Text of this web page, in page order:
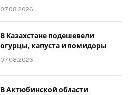
07.08.2026
В Казахстане подешевели
огурцы, капуста и помидоры
07.08.2026
В Актюбинской области